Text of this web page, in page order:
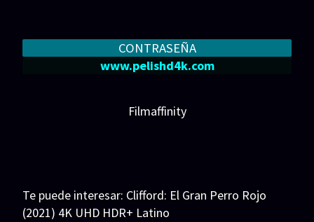
CONTRASEÑA
www.pelishd4k.com
Filmaffinity
Te puede interesar: Clifford: El Gran Perro Rojo
(2021) 4K UHD HDR+ Latino